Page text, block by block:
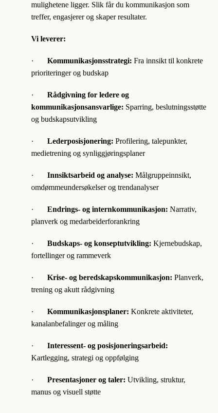
mulighetene ligger. Slik får du kommunikasjon som
treffer, engasjerer og skaper resultater.
Vi leverer:
· Kommunikasjonsstrategi: Fra innsikt til konkrete
prioriteringer og budskap
· Rådgivning for ledere og
kommunikasjonsansvarlige: Sparring, beslutningsstøtte
og budskapsutvikling
· Lederposisjonering: Profilering, talepunkter,
medietrening og synliggjøringsplaner
· Innsiktsarbeid og analyse: Målgruppeinnsikt,
omdømmeundersøkelser og trendanalyser
· Endrings- og internkommunikasjon: Narrativ,
planverk og medarbeiderforankring
· Budskaps- og konseptutvikling: Kjernebudskap,
fortellinger og rammeverk
· Krise- og beredskapskommunikasjon: Planverk,
trening og akutt rådgivning
· Kommunikasjonsplaner: Konkrete aktiviteter,
kanalanbefalinger og måling
· Interessent- og posisjoneringsarbeid:
Kartlegging, strategi og oppfølging
· Presentasjoner og taler: Utvikling, struktur,
manus og visuell støtte